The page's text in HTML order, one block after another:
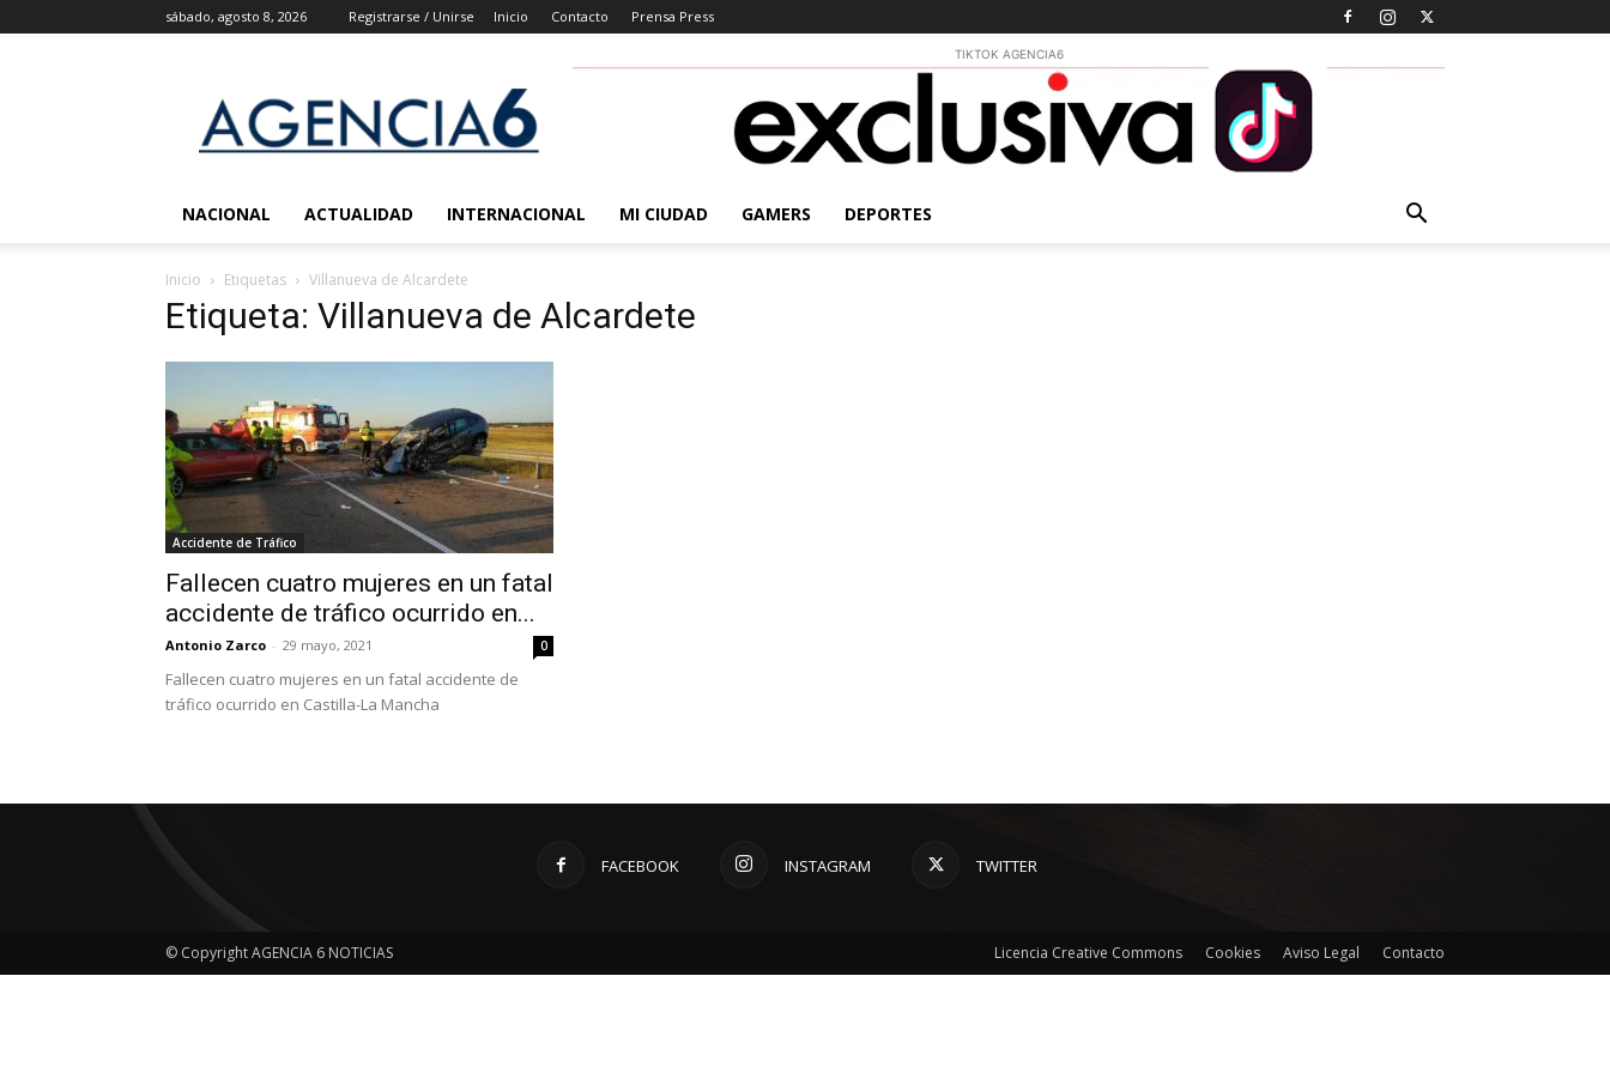
sábado, agosto 8, 2026 Registrarse / Unirse Inicio Contacto Prensa Press
6
Noticias
TIKTOK AGENCIA6
NACIONAL ACTUALIDAD INTERNACIONAL MI CIUDAD GAMERS DEPORTES
Inicio Etiquetas Villanueva de Alcardete
Etiqueta: Villanueva de Alcardete
Accidente de Tráfico
Fallecen cuatro mujeres en un fatal
accidente de tráfico ocurrido en...
Antonio Zarco - 29 mayo, 2021 0
Fallecen cuatro mujeres en un fatal accidente de
tráfico ocurrido en Castilla-La Mancha
FACEBOOK INSTAGRAM TWITTER
Licencia Creative Commons Cookies Aviso Legal Contacto
© Copyright AGENCIA 6 NOTICIAS